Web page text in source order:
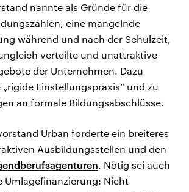
nannte als Gründe für die
eine mangelnde
während und nach der Schulzeit,
verteilte und unattraktive
der Unternehmen. Dazu
Einstellungspraxis“ und zu
an formale Bildungsabschlüsse.
Urban forderte ein breiteres
Ausbildungsstellen und den
. Nötig sei auch
Umlagefinanzierung: Nicht